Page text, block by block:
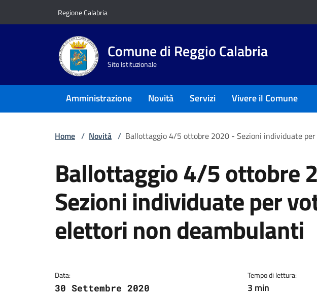
Regione Calabria
Comune di Reggio Calabria
Sito Istituzionale
Amministrazione Novità Servizi Vivere il Comune
Home / Novità / Ballottaggio 4/5 ottobre 2020 - Sezioni individuate
Ballottaggio 4/5 ottobre
Sezioni individuate per
elettori non deambulanti
Data:
30 Settembre 2020
Tempo di lettura:
3 min